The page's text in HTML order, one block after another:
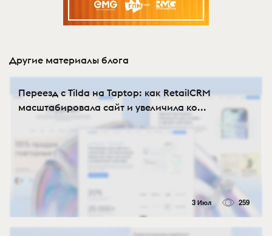
Другие материалы блога
Переезд с Tilda на Taptop: как RetailCRM
масштабировала сайт и увеличила ко...
3 Июл 259